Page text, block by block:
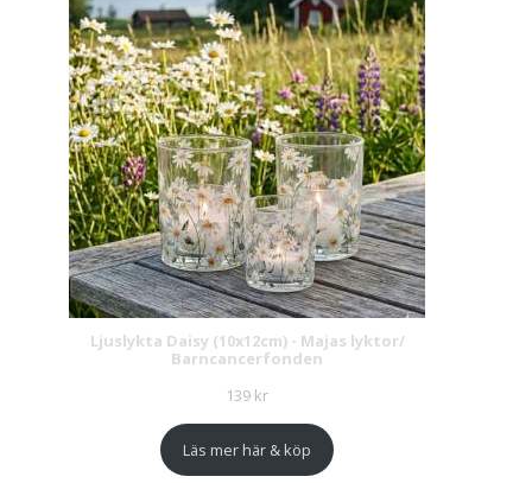
Ljuslykta Daisy (10x12cm) - Majas lyktor/
Barncancerfonden
139 kr
Läs mer här & köp